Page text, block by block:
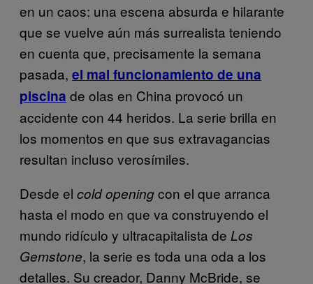
en un caos: una escena absurda e hilarante
que se vuelve aún más surrealista teniendo
en cuenta que, precisamente la semana
pasada, el mal funcionamiento de una
piscina de olas en China provocó un
accidente con 44 heridos. La serie brilla en
los momentos en que sus extravagancias
resultan incluso verosímiles.
Desde el cold openingcon el que arranca
hasta el modo en que va construyendo el
mundo ridículo y ultracapitalista de Los
Gemstone, la serie es toda una oda a los
detalles. Su creador, Danny McBride, se